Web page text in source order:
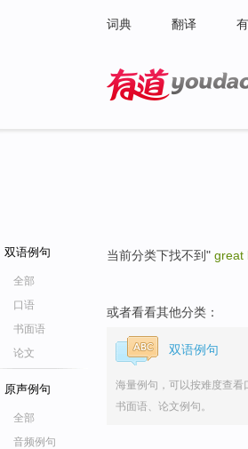
词典 翻译
双语例句
全部
口语
书面语
论文
原声例句
全部
音频例句
当前分类下找不到" great
或者看看其他分类：
双语例句
海量例句，可以按难度查看
书面语、论文例句。